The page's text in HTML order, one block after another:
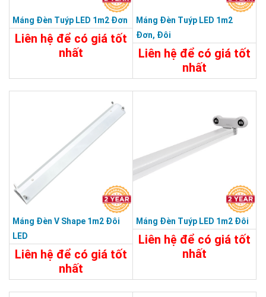
Máng Đèn Tuýp LED 1m2 Đơn
Liên hệ để có giá tốt
nhất
Máng Đèn Tuýp LED 1m2
Đơn, Đôi
Liên hệ để có giá tốt
nhất
25.000đ
Máng Đèn V Shape 1m2 Đôi
LED
Liên hệ để có giá tốt
nhất
195.000đ
Máng Đèn Tuýp LED 1m2 Đôi
Liên hệ để có giá tốt
nhất